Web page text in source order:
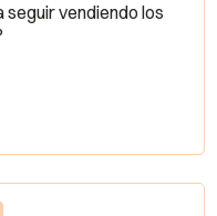
seguir vendiendo los